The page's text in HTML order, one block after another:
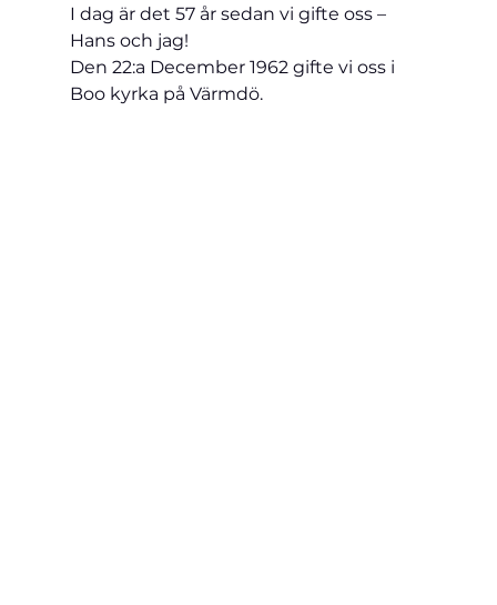
I dag är det 57 år sedan vi gifte oss –
Hans och jag!
Den 22:a December 1962 gifte vi oss i
Boo kyrka på Värmdö.